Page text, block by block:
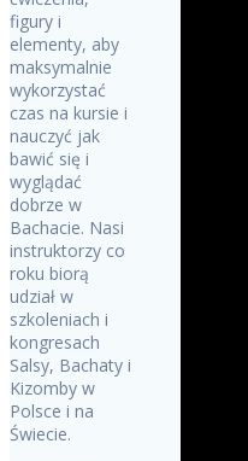
figury i
elementy, aby
maksymalnie
wykorzystać
czas na kursie i
nauczyć jak
bawić się i
wyglądać
dobrze w
Bachacie. Nasi
instruktorzy co
roku biorą
udział w
szkoleniach i
kongresach
Salsy, Bachaty i
Kizomby w
Polsce i na
Świecie.